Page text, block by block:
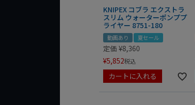
KNIPEX コブラ エクストラ
スリム ウォーターポンププ
ライヤー 8751-180
動画あり 夏セール
定価 ¥8,360
¥5,852税込
カートに入れる